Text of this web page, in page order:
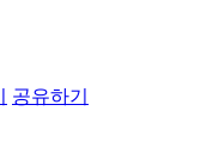
공유하기